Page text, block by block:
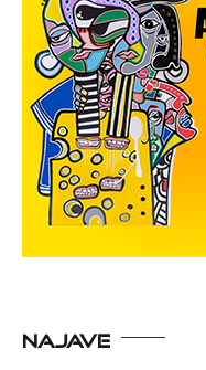
NAJAVE